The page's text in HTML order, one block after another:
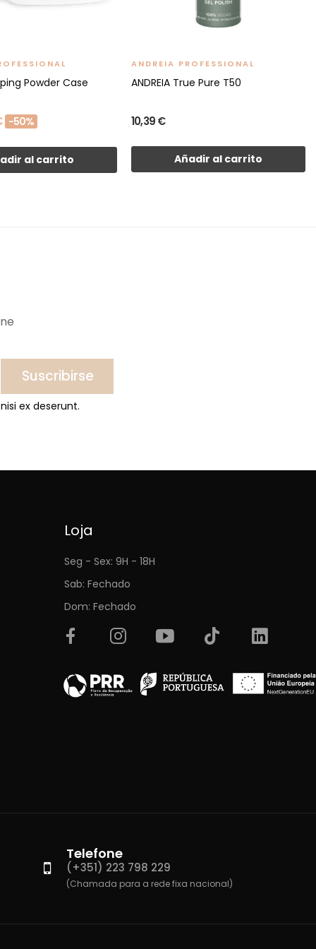
Powder Case
-50%
al carrito
ANDREIA PROFESSIONAL
ANDREIA True Pure T50
10,39 €
Añadir al carrito
Suscribirse
ex deserunt.
Loja
Seg - Sex: 9H - 18H
Sab: Fechado
Dom: Fechado
Telefone
(+351) 223 798 229
(Chamada para a rede fixa nacional)